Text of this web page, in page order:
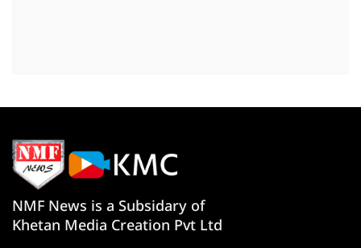
NMF News is a Subsidary of
Khetan Media Creation Pvt Ltd